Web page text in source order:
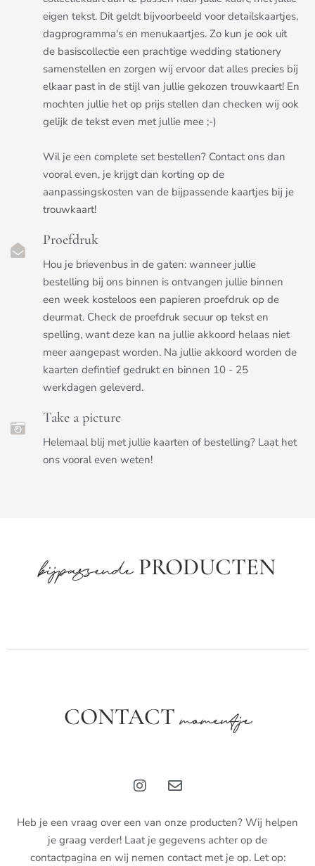
eigen tekst. Dit geldt bijvoorbeeld voor detailskaartjes,
dagprogramma's en menukaartjes. Zo kun je ook uit
de basiscollectie een prachtige wedding stationery
samenstellen en zorgen wij ervoor dat alles precies bij
elkaar past in de stijl van jullie gekozen trouwkaart! En
mochten jullie het op prijs stellen dan checken wij ook
gelijk de tekst even met jullie mee ;-)
Wil je een complete set bestellen? Contact ons dan
vooral even, je krijgt dan korting op de
aanpassingskosten van de bijpassende kaartjes bij je
trouwkaart!
Proefdruk
Hou je brievenbus in de gaten: wanneer jullie
bestelling bij ons binnen is ontvangen jullie binnen
een week kosteloos een papieren proefdruk op de
deurmat. Check de proefdruk secuur op tekst en
spelling, want deze kan na jullie akkoord helaas niet
meer aangepast worden. Na jullie akkoord worden de
kaarten defintief gedrukt en binnen 10 - 25
werkdagen geleverd.
Take a picture
Helemaal blij met jullie kaarten of bestelling? Laat het
ons vooral even weten!
bijpassendePRODUCTEN
CONTACTmomentje
Heb je een vraag over een van onze producten? Wij helpen
je graag verder! Laat je gegevens achter op de
contactpagina en wij nemen contact met je op. Let op: